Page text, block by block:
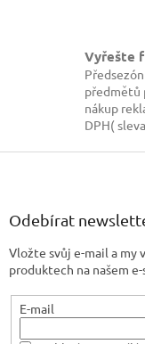
Vyřešte
předmětů
nákup
DPH(
Z
Odebírat
Vložte svůj e-mail a my
produktech na našem
E-mail